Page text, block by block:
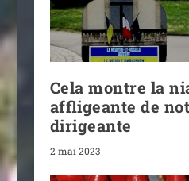
Cela montre la
affligeante de
dirigeante
2 mai 2023